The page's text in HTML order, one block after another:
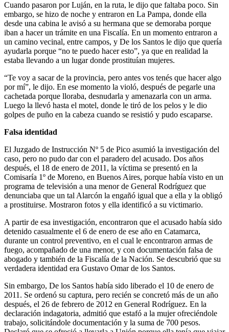
Cuando pasaron por Luján, en la ruta, le dijo que faltaba poco. Sin
embargo, se hizo de noche y entraron en La Pampa, donde ella
desde una cabina le avisó a su hermana que se demoraba porque
iban a hacer un trámite en una Fiscalía. En un momento entraron a
un camino vecinal, entre campos, y De los Santos le dijo que quería
ayudarla porque “no te puedo hacer esto”, ya que en realidad la
estaba llevando a un lugar donde prostituían mujeres.
“Te voy a sacar de la provincia, pero antes vos tenés que hacer algo
por mí”, le dijo. En ese momento la violó, después de pegarle una
cachetada porque lloraba, desnudarla y amenazarla con un arma.
Luego la llevó hasta el motel, donde le tiró de los pelos y le dio
golpes de puño en la cabeza cuando se resistió y pudo escaparse.
Falsa identidad
El Juzgado de Instrucción Nº 5 de Pico asumió la investigación del
caso, pero no pudo dar con el paradero del acusado. Dos años
después, el 18 de enero de 2011, la víctima se presentó en la
Comisaría 1º de Moreno, en Buenos Aires, porque había visto en un
programa de televisión a una menor de General Rodríguez que
denunciaba que un tal Alarcón la engañó igual que a ella y la obligó
a prostituirse. Mostraron fotos y ella identificó a su victimario.
A partir de esa investigación, encontraron que el acusado había sido
detenido casualmente el 6 de enero de ese año en Catamarca,
durante un control preventivo, en el cual le encontraron armas de
fuego, acompañado de una menor, y con documentación falsa de
abogado y también de la Fiscalía de la Nación. Se descubrió que su
verdadera identidad era Gustavo Omar de los Santos.
Sin embargo, De los Santos había sido liberado el 10 de enero de
2011. Se ordenó su captura, pero recién se concretó más de un año
después, el 26 de febrero de 2012 en General Rodríguez. En la
declaración indagatoria, admitió que estafó a la mujer ofreciéndole
trabajo, solicitándole documentación y la suma de 700 pesos.